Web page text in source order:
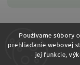
Používame súbory
prehliadanie webovej
jej funkcie,
Copyright 2026